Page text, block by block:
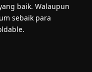
baik. Walaupun
sebaik para